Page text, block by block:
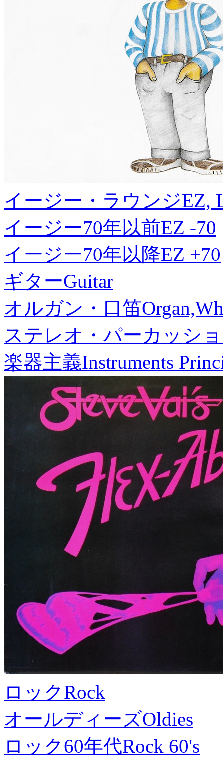
イージー・ラウンジEZ,
イージー70年以前EZ -70
イージー70年以降EZ +70
ギターGuitar
オルガン・口笛
ステレオ・パーカッシ
楽器主義Instruments
ロックRock
オールディーズOldies
ロック60年代Rock 60's